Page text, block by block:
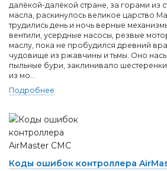
далёкой-далёкой стране, за горами из
масла, раскинулось великое царство
трудились день и ночь верные
вентили, усердные насосы, резвые
маслу, пока не пробудился древний
чудовище из ржавчины и тьмы. Оно
пыльные бури, заклинивало
из мо...
Подробнее
Коды ошибок контроллера